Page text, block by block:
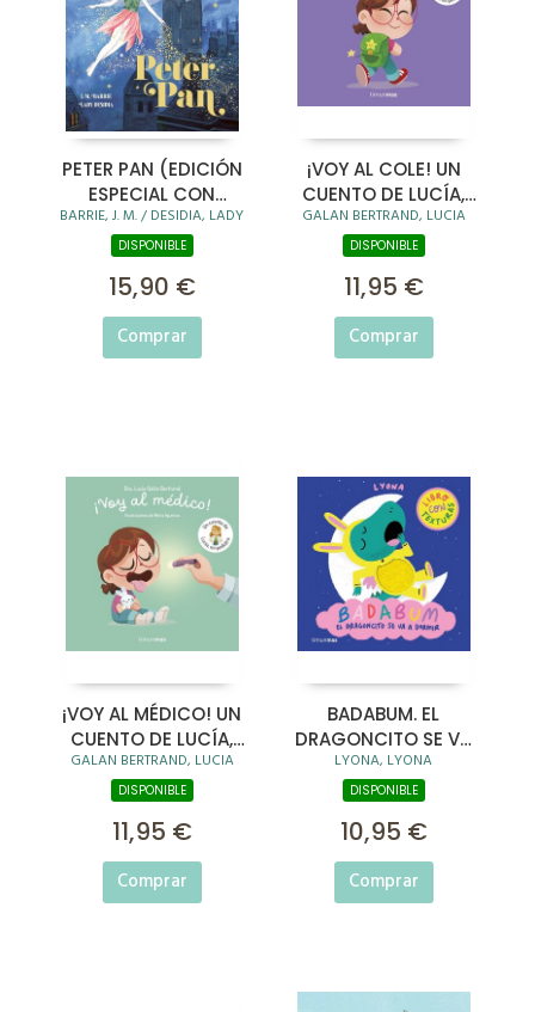
PETER PAN (EDICIÓN
ESPECIAL CON
CANTOS TINTADOS)
BARRIE, J. M. / DESIDIA, LADY
DISPONIBLE
15,90 €
Comprar
¡VOY AL COLE! UN
CUENTO DE LUCÍA,
MI PEDIATRA
GALAN BERTRAND, LUCIA
DISPONIBLE
11,95 €
Comprar
¡VOY AL MÉDICO! UN
CUENTO DE LUCÍA,
MI PEDIATRA
GALAN BERTRAND, LUCIA
DISPONIBLE
11,95 €
Comprar
BADABUM. EL
DRAGONCITO SE VA
A DORMIR
LYONA, LYONA
DISPONIBLE
10,95 €
Comprar